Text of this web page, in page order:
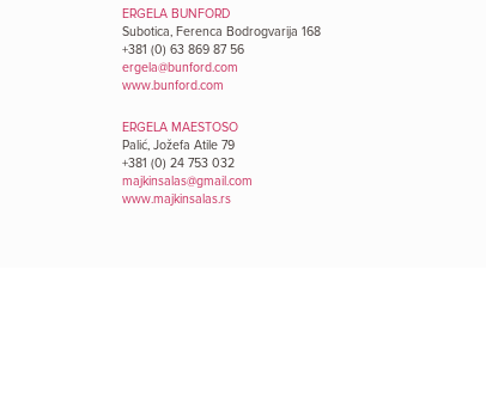
ERGELA BUNFORD
Subotica, Ferenca Bodrogvarija 168
+381 (0) 63 869 87 56
ergela@bunford.com
www.bunford.com
ERGELA MAESTOSO
Palić, Jožefa Atile 79
+381 (0) 24 753 032
majkinsalas@gmail.com
www.majkinsalas.rs